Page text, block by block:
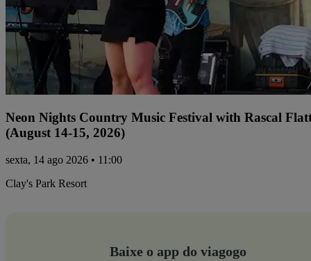
Neon Nights Country Music Festival with Rascal
(August 14-15, 2026)
sexta, 14 ago 2026 • 11:00
Clay's Park Resort
Baixe o app do viagogo